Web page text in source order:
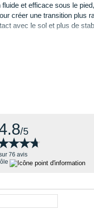
Hoka Skyflow ?
et efficace sous le
créer une transition plus
avec le sol et plus de
/5
76 avis